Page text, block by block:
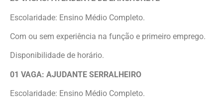
Escolaridade: Ensino Médio Completo.
Com ou sem experiência na função e primeiro emprego.
Disponibilidade de horário.
01 VAGA: AJUDANTE SERRALHEIRO
Escolaridade: Ensino Médio Completo.